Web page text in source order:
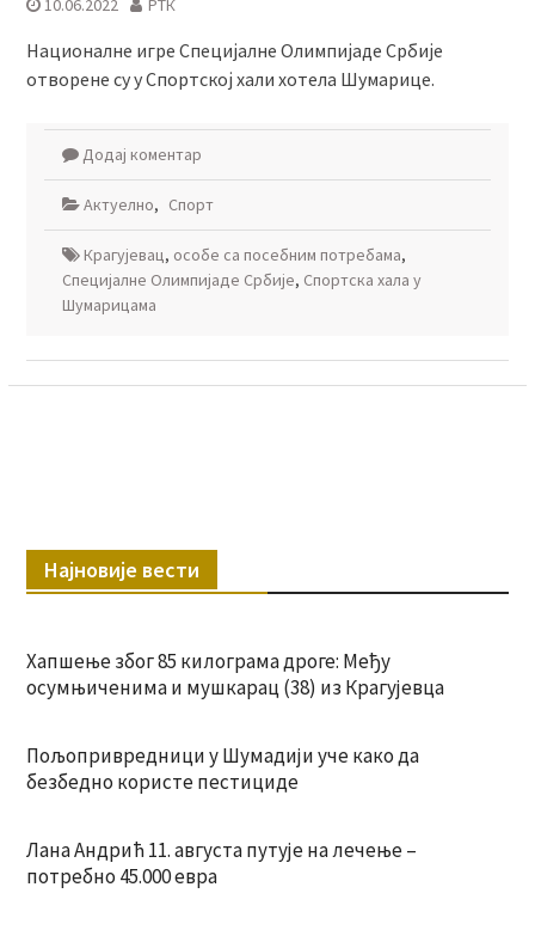
10.06.2022 РТК
Националне игре Специјалне Олимпијаде Србије
отворене су у Спортској хали хотела Шумарице.
Додај коментар
Актуелно, Спорт
Крагујевац, особе са посебним потребама,
Специјалне Олимпијаде Србије, Спортска хала у
Шумарицама
Најновије вести
Хапшење због 85 килограма дроге: Међу
осумњиченима и мушкарац (38) из Крагујевца
Пољопривредници у Шумадији уче како да
безбедно користе пестициде
Лана Андрић 11. августа путује на лечење –
потребно 45.000 евра